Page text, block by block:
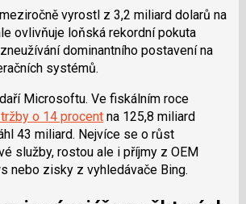
vyrostl z 3,2 miliard dolarů na
ovlivňuje loňská rekordní pokuta
dominantního postavení na
systémů.
Microsoftu. Ve fiskálním roce
o 14 procentna 125,8 miliard
43 miliard. Nejvíce se o růst
služby, rostou ale i příjmy z OEM
nebo zisky z vyhledávače Bing.